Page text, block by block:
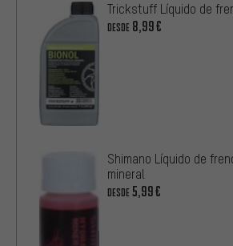
Trickstuff Líquido de
DESDE 8,99€
Shimano Líquido de
mineral
DESDE 5,99€